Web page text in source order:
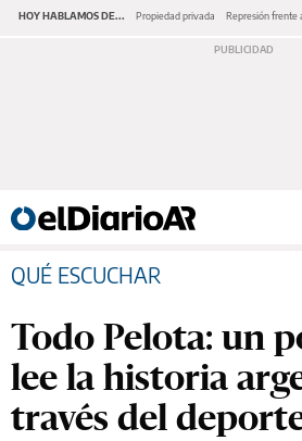
HOY HABLAMOS DE... Propiedad privada Represión frente
QUÉ ESCUCHAR
Todo Pelota: un
lee la historia
través del